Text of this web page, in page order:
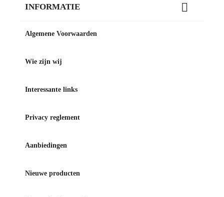
INFORMATIE 
Algemene Voorwaarden
Wie zijn wij
Interessante links
Privacy reglement
Aanbiedingen
Nieuwe producten